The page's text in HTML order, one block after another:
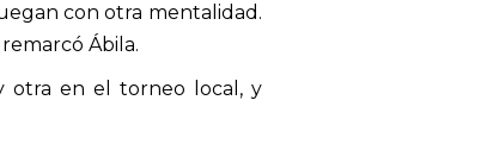
con otra mentalidad.
Ábila.
otra en el torneo local, y